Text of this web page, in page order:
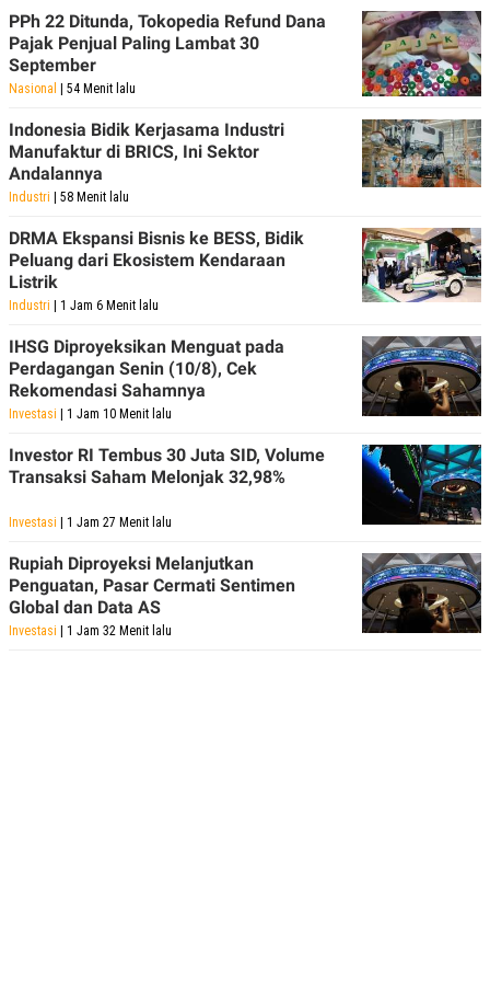
PPh 22 Ditunda, Tokopedia Refund Dana
Pajak Penjual Paling Lambat 30
September
Nasional | 54 Menit lalu
Indonesia Bidik Kerjasama Industri
Manufaktur di BRICS, Ini Sektor
Andalannya
Industri | 58 Menit lalu
DRMA Ekspansi Bisnis ke BESS, Bidik
Peluang dari Ekosistem Kendaraan
Listrik
Industri | 1 Jam 6 Menit lalu
IHSG Diproyeksikan Menguat pada
Perdagangan Senin (10/8), Cek
Rekomendasi Sahamnya
Investasi | 1 Jam 10 Menit lalu
Investor RI Tembus 30 Juta SID, Volume
Transaksi Saham Melonjak 32,98%
Investasi | 1 Jam 27 Menit lalu
Rupiah Diproyeksi Melanjutkan
Penguatan, Pasar Cermati Sentimen
Global dan Data AS
Investasi | 1 Jam 32 Menit lalu